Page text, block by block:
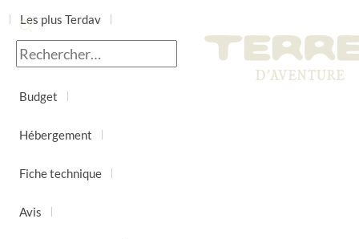
Les plus Terdav
Jour par jour
Budget
Hébergement
Fiche technique
Avis